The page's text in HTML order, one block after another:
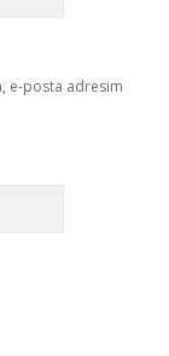
e-posta adresim